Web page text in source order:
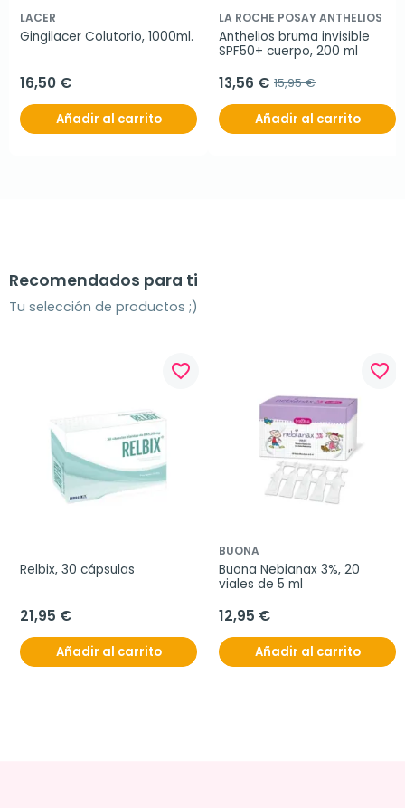
LACER
Gingilacer Colutorio, 1000ml.
16,50 €
Añadir al carrito
LA ROCHE POSAY ANTHELIOS
Anthelios bruma invisible
SPF50+ cuerpo, 200 ml
13,56 € 15,95 €
Añadir al carrito
Recomendados para ti
Tu selección de productos ;)
favorite_border
Relbix, 30 cápsulas
21,95 €
Añadir al carrito
favorite_border
BUONA
Buona Nebianax 3%, 20
viales de 5 ml
12,95 €
Añadir al carrito